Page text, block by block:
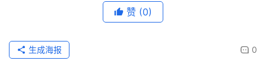
赞 (0)
0
生成海报